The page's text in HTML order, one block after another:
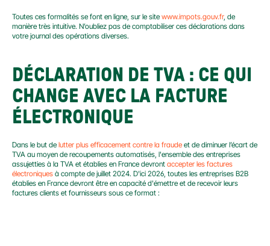
Toutes ces formalités se font en ligne, sur le site www.impots.gouv.fr, de
manière très intuitive. N’oubliez pas de comptabiliser ces déclarations dans
votre journal des opérations diverses.
DÉCLARATION DE TVA : CE QUI
CHANGE AVEC LA FACTURE
ÉLECTRONIQUE
Dans le but de lutter plus efficacement contre la fraude et de diminuer l’écart de
TVA au moyen de recoupements automatisés, l'ensemble des entreprises
assujetties à la TVA et établies en France devront accepter les factures
électroniques à compte de juillet 2024. D'ici 2026, toutes les entreprises B2B
établies en France devront être en capacité d'émettre et de recevoir leurs
factures clients et fournisseurs sous ce format :